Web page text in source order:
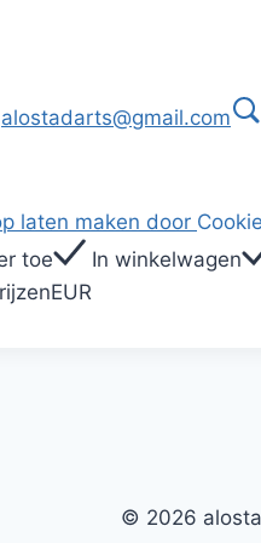
alostadarts@gmail.com
laten maken door
toe
In winkelwagen
EUR
© 2026